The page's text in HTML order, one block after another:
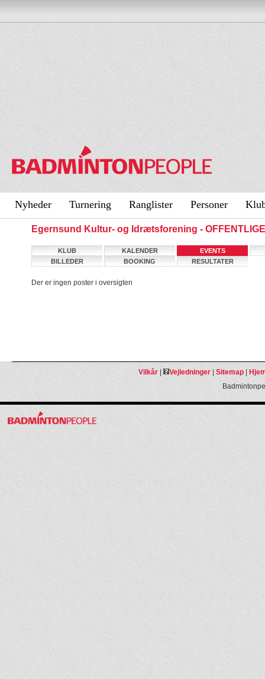
Nyheder Turnering Ranglister Personer
Egernsund Kultur- og Idrætsforening -
KLUB KALENDER
EVENTS
BILLEDER
BOOKING RESULTATER
Der er ingen poster i oversigten
Vilkår| Vejledninger| Sitemap|